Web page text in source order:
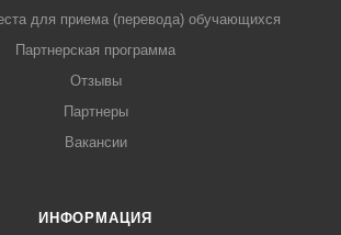
для приема (перевода) обучающихся
Партнерская программа
Отзывы
Партнеры
Вакансии
ИНФОРМАЦИЯ